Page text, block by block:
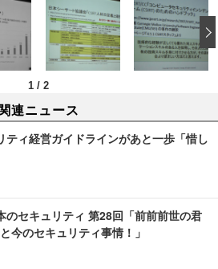
1 / 2
関連ニュース
ティ経営ガイドラインがあと一歩「惜し
のセキュリティ 第28回「前前前世の君
今のセキュリティ事情！」